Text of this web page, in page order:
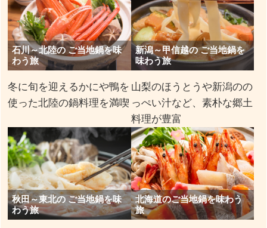
石川～北陸の ご当地鍋を味
わう旅
冬に旬を迎えるかにや鴨を
使った北陸の鍋料理を満喫
新潟～甲信越の ご当地鍋を
味わう旅
山梨のほうとうや新潟のの
っぺい汁など、素朴な郷土
料理が豊富
秋田～東北の ご当地鍋を味
わう旅
北海道のご当地鍋を味わう
旅